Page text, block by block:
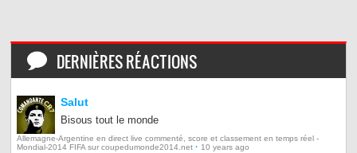
DERNIÈRES RÉACTIONS
Salut
Bisous tout le monde
Allemagne-Argentine en direct live commenté, score et classement en temps réel -
Mondial-2014 FIFA sur coupedumonde2014.net · 10 years ago